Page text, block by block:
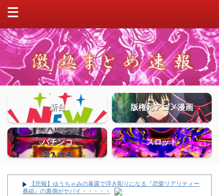
新台 版権元アニメ漫画
パチンコ スロット
【悲報】ゆうちゃみの暴露で浮き彫りになる『恋愛リアリティー
番組』の裏側がヤバイ・・・・・